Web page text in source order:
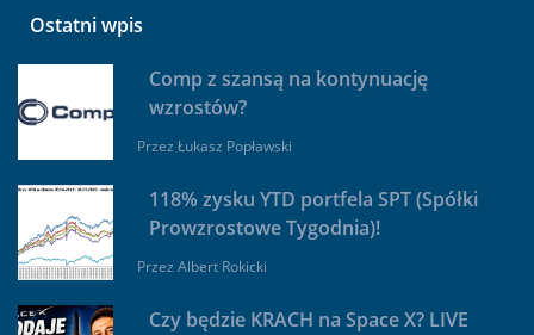
Ostatni wpis
Comp z szansą na kontynuację
wzrostów?
Przez Łukasz Popławski
118% zysku YTD portfela SPT (Spółki
Prowzrostowe Tygodnia)!
Przez Albert Rokicki
Czy będzie KRACH na Space X? LIVE